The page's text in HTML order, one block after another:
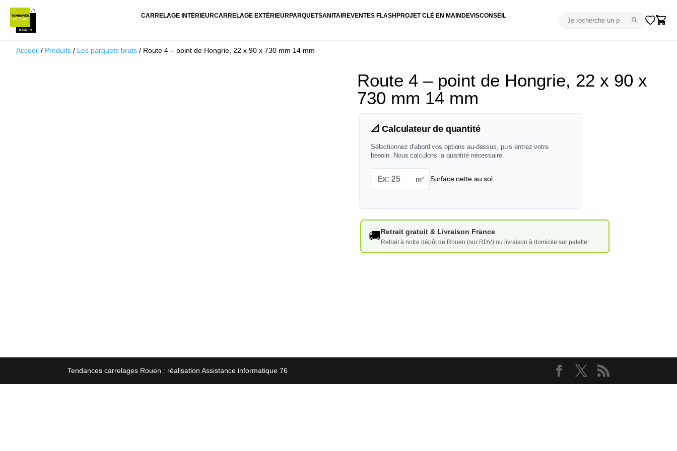
CARRELAGE INTÉRIEURCARRELAGE EXTÉRIEURPARQUETSANITAIREVENTES FLASH PROJET CLÉ EN MAIN DEVISCONSEIL
Accueil / Produits / Les parquets bruts / Route 4 – point de Hongrie, 22 x 90 x 730 mm 14 mm
Route 4 – point de Hongrie, 22 x 90 x
730 mm 14 mm
📐 Calculateur de quantité
Sélectionnez d'abord vos options au-dessus, puis entrez votre
besoin. Nous calculons la quantité nécessaire.
m² Surface nette au sol
🚚Retrait gratuit & Livraison France
Retrait à notre dépôt de Rouen (sur RDV) ou livraison à domicile sur palette.
Tendances carrelages Rouen : réalisation Assistance informatique 76